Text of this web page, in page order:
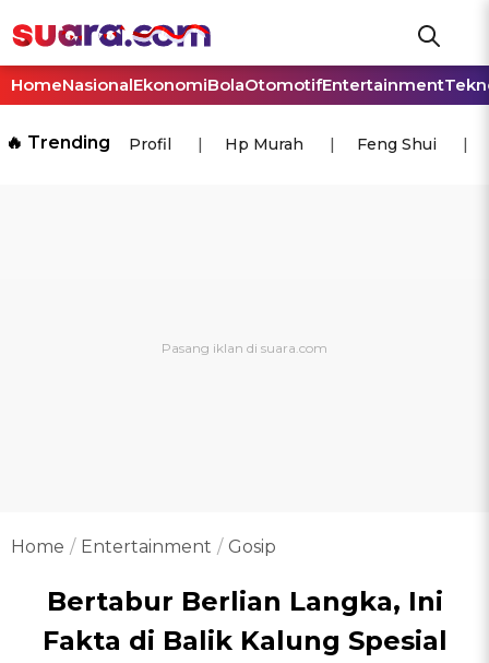
HomeNasionalEkonomiBolaOtomotifEntertainment
🔥 Trending Profil Hp Murah Feng Shui
Home Entertainment Gosip
Bertabur Berlian Langka, Ini
Fakta di Balik Kalung Spesial